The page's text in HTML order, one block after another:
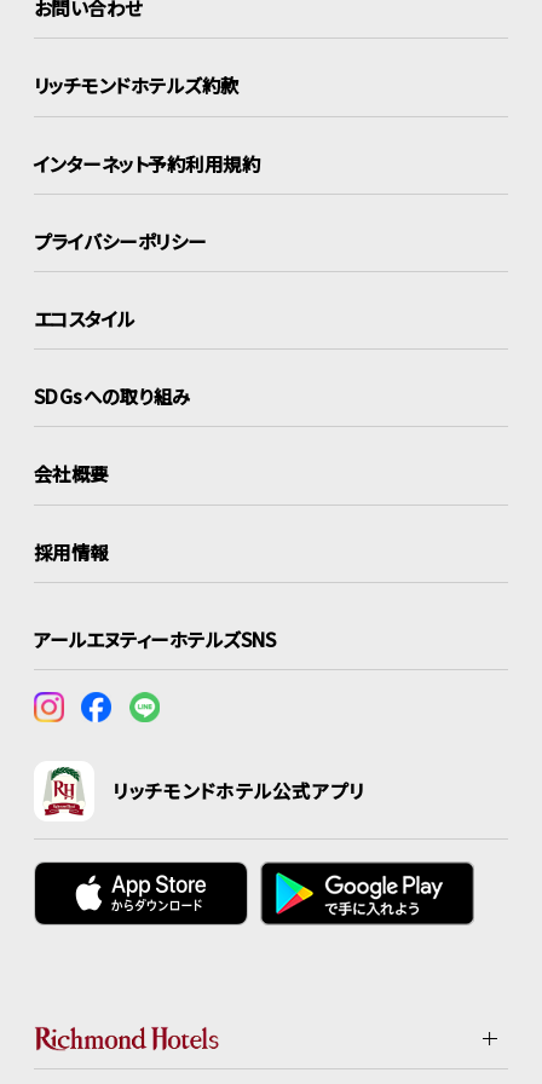
お問い合わせ
リッチモンドホテルズ約款
インターネット予約利用規約
プライバシーポリシー
エコスタイル
SDGsへの取り組み
会社概要
採用情報
アールエヌティーホテルズSNS
リッチモンドホテル公式アプリ